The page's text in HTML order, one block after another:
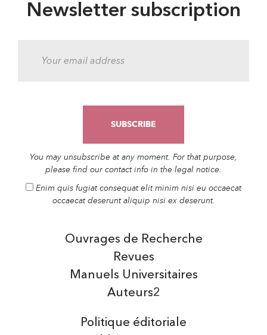
Newsletter subscription
You may unsubscribe at any moment. For that purpose,
please find our contact info in the legal notice.
Enim quis fugiat consequat elit minim nisi eu occaecat
occaecat deserunt aliquip nisi ex deserunt.
Auteurs2
Manuels Universitaires
Ouvrages de Recherche
Revues
Politique éditoriale